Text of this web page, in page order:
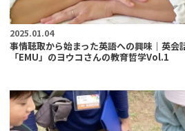
2025.01.04
事情聴取から始まった英語への興味｜英会
「EMU」のヨウコさんの教育哲学Vol.1